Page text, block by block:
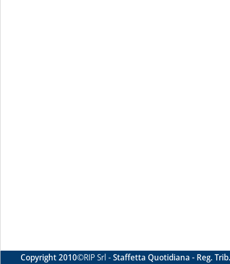
Copyright 2010©RIP Srl -Staffetta Quotidiana - Reg.